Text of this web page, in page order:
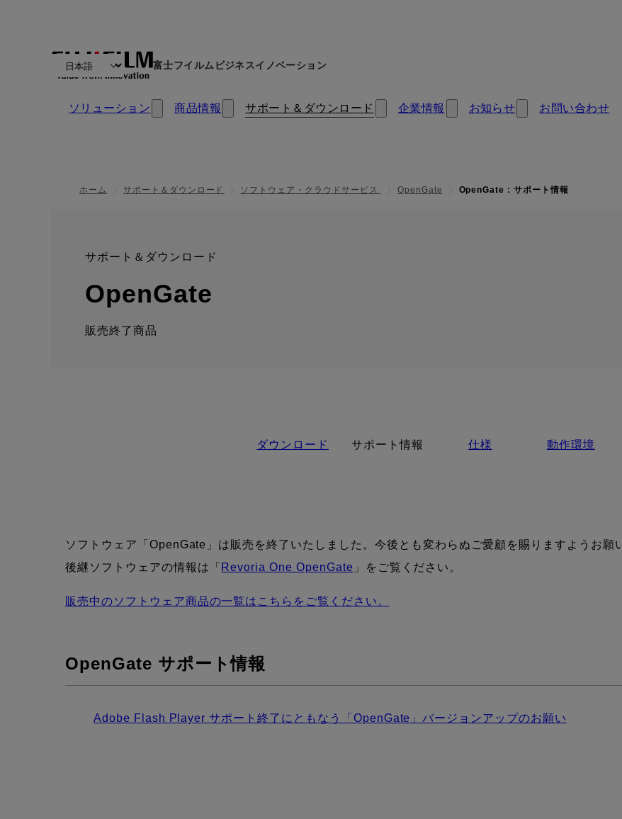
富士フイルムビジネスイノベーション
ソリューション 商品情報 サポート＆ダウンロード 企業情報 お知らせ お問い合わせ
ホーム サポート＆ダウンロード ソフトウェア・クラウドサービス OpenGate OpenGate : サポート情報
サポート＆ダウンロード
:
OpenGate
販売終了商品
ダウンロード サポート情報 仕様 動作環境
ソフトウェア「OpenGate」は販売を終了いたしました。今後とも変わらぬご愛顧を賜りますようお願
後継ソフトウェアの情報は「 Revoria One OpenGate 」をご覧ください。
販売中のソフトウェア商品の一覧はこちらをご覧ください。
OpenGate サポート情報
Adobe Flash Player サポート終了にともなう「OpenGate」バージョンアップのお願い